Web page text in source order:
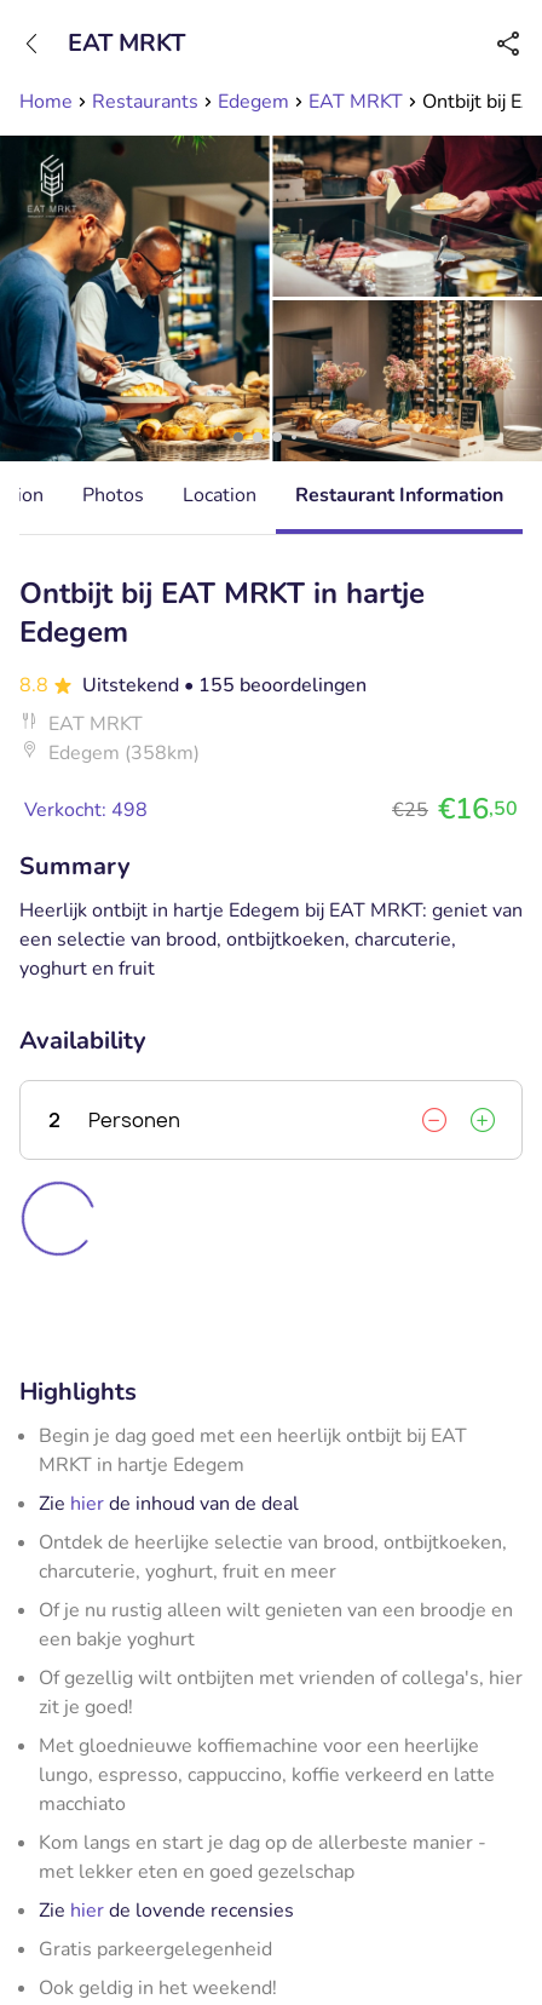
Available until 23:00
Home Restaurants Edegem EAT MRKT Ontbijt bij
EAT MRKT
Photos Location Restaurant Information
Ontbijt bij EAT MRKT in hartje
Edegem
8.8 Uitstekend • 155 beoordelingen
EAT MRKT
Edegem (358km)
Verkocht: 498 €25 €16,50
Summary
Heerlijk ontbijt in hartje Edegem bij EAT MRKT: geniet van
een selectie van brood, ontbijtkoeken, charcuterie,
yoghurt en fruit
Availability
2 Personen
Highlights
Begin je dag goed met een heerlijk ontbijt bij EAT
MRKT in hartje Edegem
Zie hierde inhoud van de deal
Ontdek de heerlijke selectie van brood, ontbijtkoeken,
charcuterie, yoghurt, fruit en meer
Of je nu rustig alleen wilt genieten van een broodje en
een bakje yoghurt
Of gezellig wilt ontbijten met vrienden of collega's, hier
zit je goed!
Met gloednieuwe koffiemachine voor een heerlijke
lungo, espresso, cappuccino, koffie verkeerd en latte
macchiato
Kom langs en start je dag op de allerbeste manier -
met lekker eten en goed gezelschap
Zie hierde lovende recensies
Gratis parkeergelegenheid
Ook geldig in het weekend!